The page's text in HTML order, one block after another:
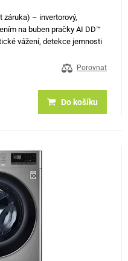
záruka) – invertorový,
na buben pračky AI DD™
vážení, detekce jemnosti
Porovnat
Do košíku